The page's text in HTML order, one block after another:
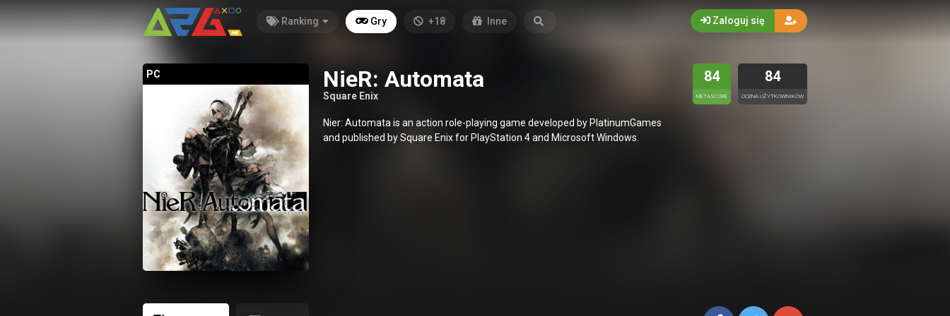
Ranking Gry +18 Inne Zaloguj się
PC NieR: Automata
Square Enix
84
METASCORE
84
OCENA UŻYTKOWNIKÓW
Nier: Automata is an action role-playing game developed by PlatinumGames
and published by Square Enix for PlayStation 4 and Microsoft Windows.